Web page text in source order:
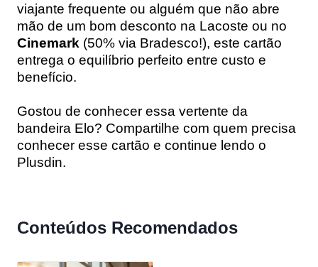
viajante frequente ou alguém que não abre
mão de um bom desconto na Lacoste ou no
Cinemark (50% via Bradesco!), este cartão
entrega o equilíbrio perfeito entre custo e
benefício.
Gostou de conhecer essa vertente da
bandeira Elo? Compartilhe com quem precisa
conhecer esse cartão e continue lendo o
Plusdin.
Conteúdos Recomendados